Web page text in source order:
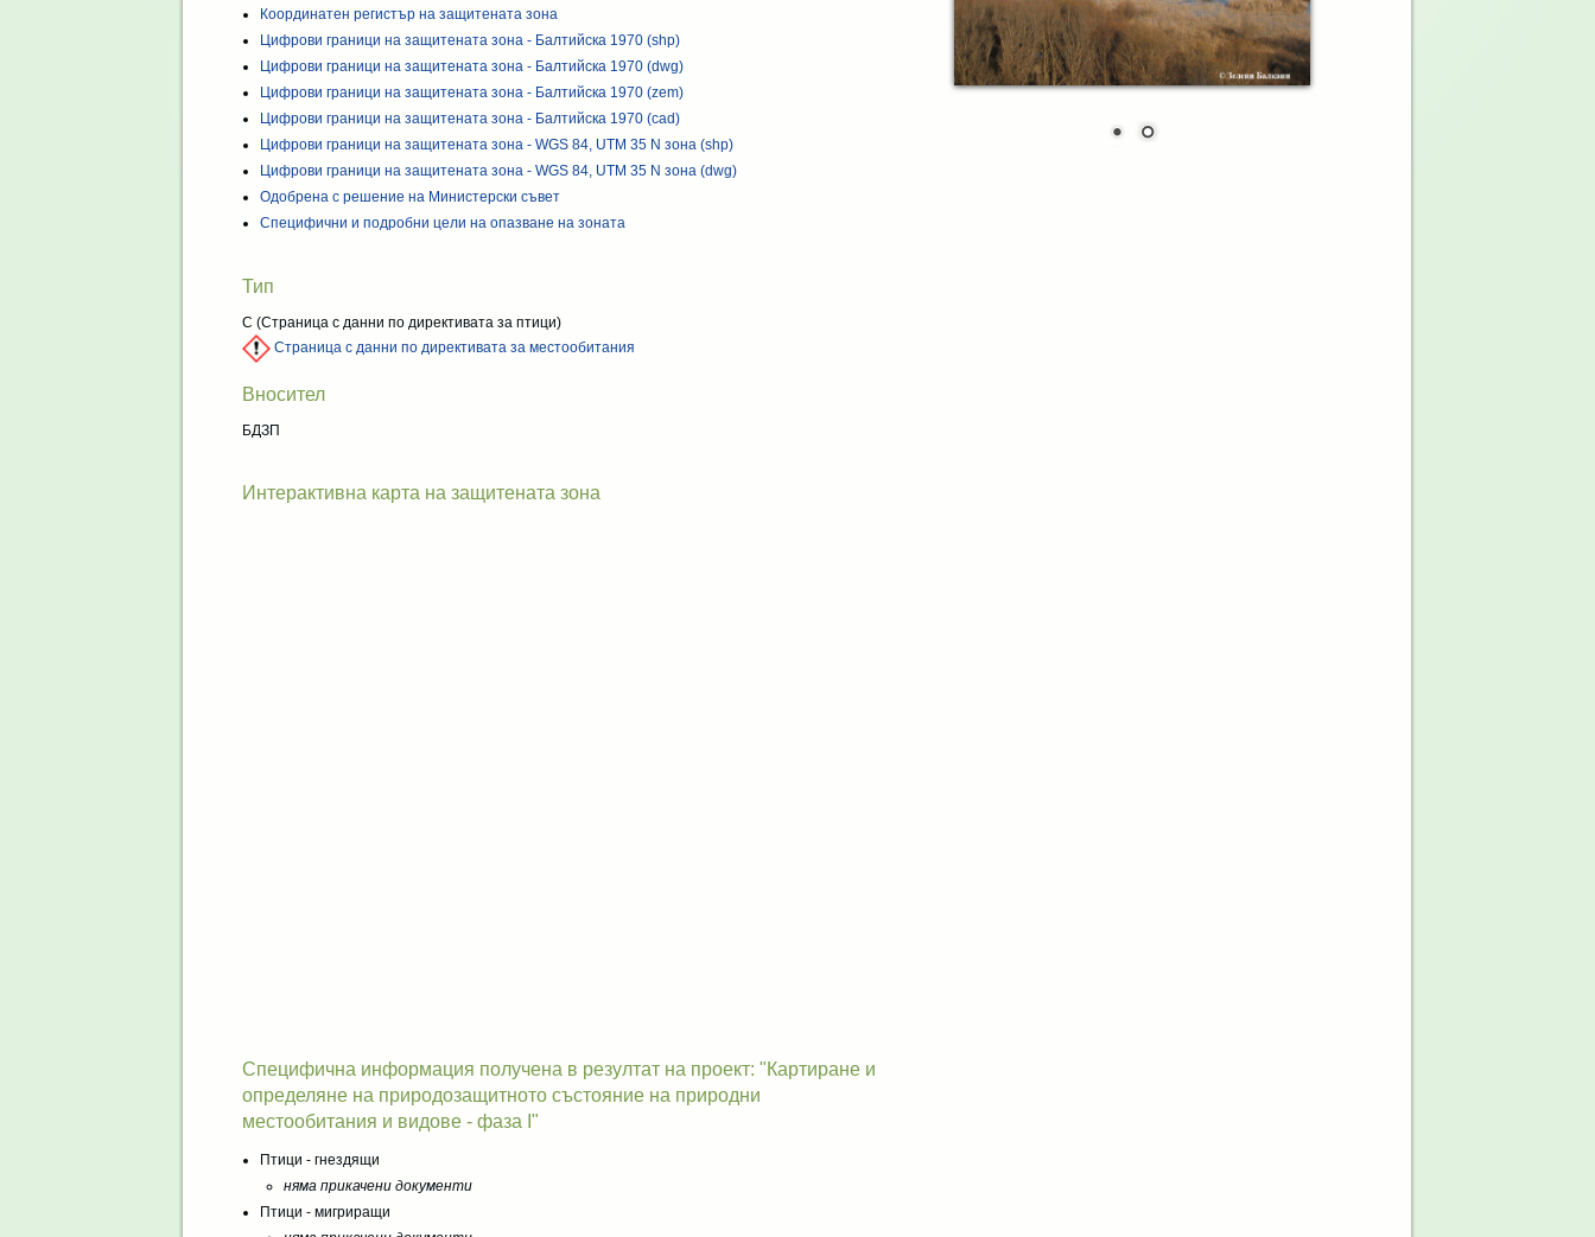
Координатен регистър на защитената зона
Цифрови граници на защитената зона - Балтийска 1970 (shp)
Цифрови граници на защитената зона - Балтийска 1970 (dwg)
Цифрови граници на защитената зона - Балтийска 1970 (zem)
Цифрови граници на защитената зона - Балтийска 1970 (cad)
Цифрови граници на защитената зона - WGS 84, UTM 35 N зона (shp)
Цифрови граници на защитената зона - WGS 84, UTM 35 N зона (dwg)
Одобрена с решение на Министерски съвет
Специфични и подробни цели на опазване на зоната
Тип
C (Страница с данни по директивата за птици)
Страница с данни по директивата за местообитания
Вносител
БДЗП
Интерактивна карта на защитената зона
Специфична информация получена в резултат на проект: "Картиране и
определяне на природозащитното състояние на природни
местообитания и видове - фаза I"
Птици - гнездящи
няма прикачени документи
Птици - мигриращи